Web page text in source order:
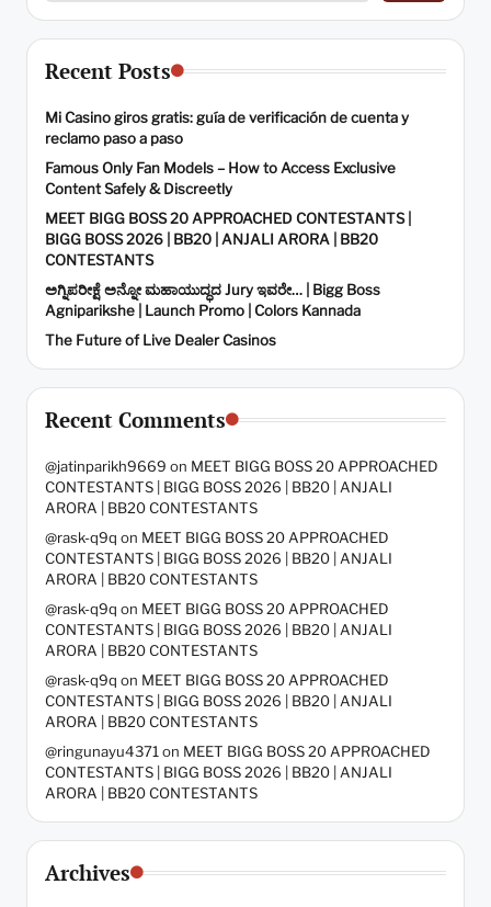
Recent Posts
Mi Casino giros gratis: guía de verificación de cuenta y
reclamo paso a paso
Famous Only Fan Models – How to Access Exclusive
Content Safely & Discreetly
MEET BIGG BOSS 20 APPROACHED CONTESTANTS |
BIGG BOSS 2026 | BB20 | ANJALI ARORA | BB20
CONTESTANTS
ಅಗ್ನಿಪರೀಕ್ಷೆ ಅನ್ನೋ ಮಹಾಯುದ್ಧದ Jury ಇವರೇ… | Bigg Boss
Agniparikshe | Launch Promo | Colors Kannada
The Future of Live Dealer Casinos
Recent Comments
@jatinparikh9669 on MEET BIGG BOSS 20 APPROACHED
CONTESTANTS | BIGG BOSS 2026 | BB20 | ANJALI
ARORA | BB20 CONTESTANTS
@rask-q9q on MEET BIGG BOSS 20 APPROACHED
CONTESTANTS | BIGG BOSS 2026 | BB20 | ANJALI
ARORA | BB20 CONTESTANTS
@rask-q9q on MEET BIGG BOSS 20 APPROACHED
CONTESTANTS | BIGG BOSS 2026 | BB20 | ANJALI
ARORA | BB20 CONTESTANTS
@rask-q9q on MEET BIGG BOSS 20 APPROACHED
CONTESTANTS | BIGG BOSS 2026 | BB20 | ANJALI
ARORA | BB20 CONTESTANTS
@ringunayu4371on MEET BIGG BOSS 20 APPROACHED
CONTESTANTS | BIGG BOSS 2026 | BB20 | ANJALI
ARORA | BB20 CONTESTANTS
Archives